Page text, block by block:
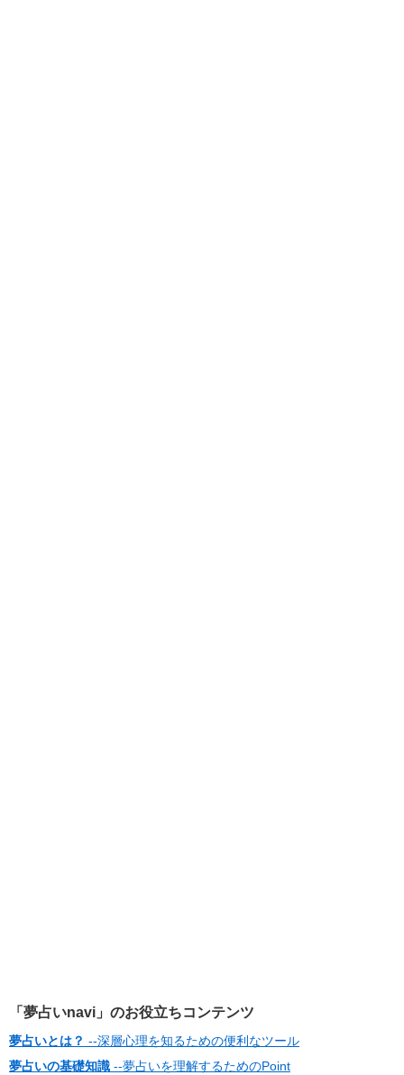
「夢占いnavi」のお役立ちコンテンツ
夢占いとは？ --深層心理を知るための便利なツール
夢占いの基礎知識 --夢占いを理解するためのPoint